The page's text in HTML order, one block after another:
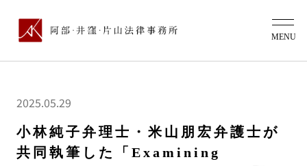
2025.05.29
小林純子弁理士・米山朋宏弁護士が
共同執筆した「Examining